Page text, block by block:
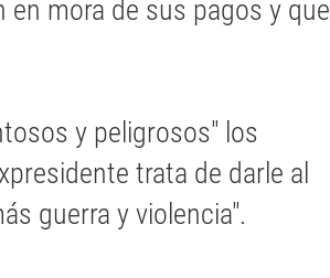
en mora de sus pagos y que
y peligrosos" los
trata de darle al
guerra y violencia".